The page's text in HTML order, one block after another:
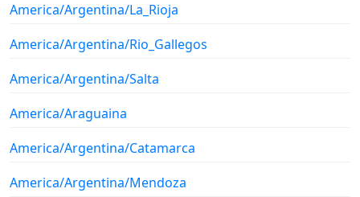
America/Argentina/La_Rioja
America/Argentina/Rio_Gallegos
America/Argentina/Salta
America/Araguaina
America/Argentina/Catamarca
America/Argentina/Mendoza